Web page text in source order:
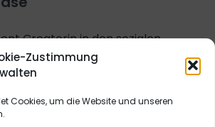
Zustimmung
Cookies, um die Website und unseren
Creatorin in den sozialen
Identität auf und setzt sich
Inklusion am Arbeitsplatz ein
,Bildung, Biografien,Digitales